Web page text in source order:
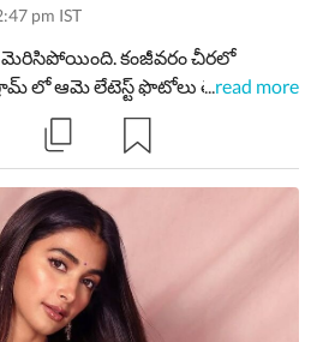
pm IST
మెరిసిపోయింది. కంజీవరం చీరలో
లో ఆమె లేటెస్ట్ ఫొటోలు తెగ వైరల్ గా
...read more